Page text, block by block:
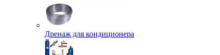
Дренаж для кондиционера